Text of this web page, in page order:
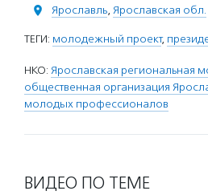
Ярославль, Ярославская обл.
ТЕГИ: молодежный проект,
НКО: Ярославская региональная
общественная организация
молодых профессионалов
ВИДЕО ПО ТЕМЕ